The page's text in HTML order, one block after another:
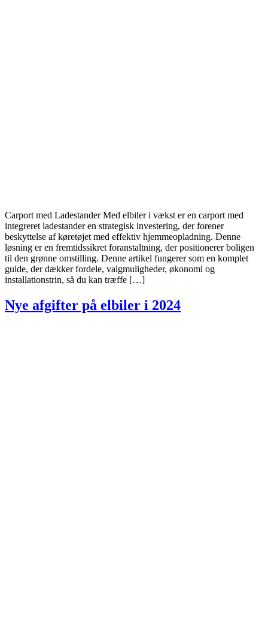
Carport med Ladestander Med elbiler i vækst er en carport med
integreret ladestander en strategisk investering, der forener
beskyttelse af køretøjet med effektiv hjemmeopladning. Denne
løsning er en fremtidssikret foranstaltning, der positionerer boligen
til den grønne omstilling. Denne artikel fungerer som en komplet
guide, der dækker fordele, valgmuligheder, økonomi og
installationstrin, så du kan træffe […]
Nye afgifter på elbiler i 2024